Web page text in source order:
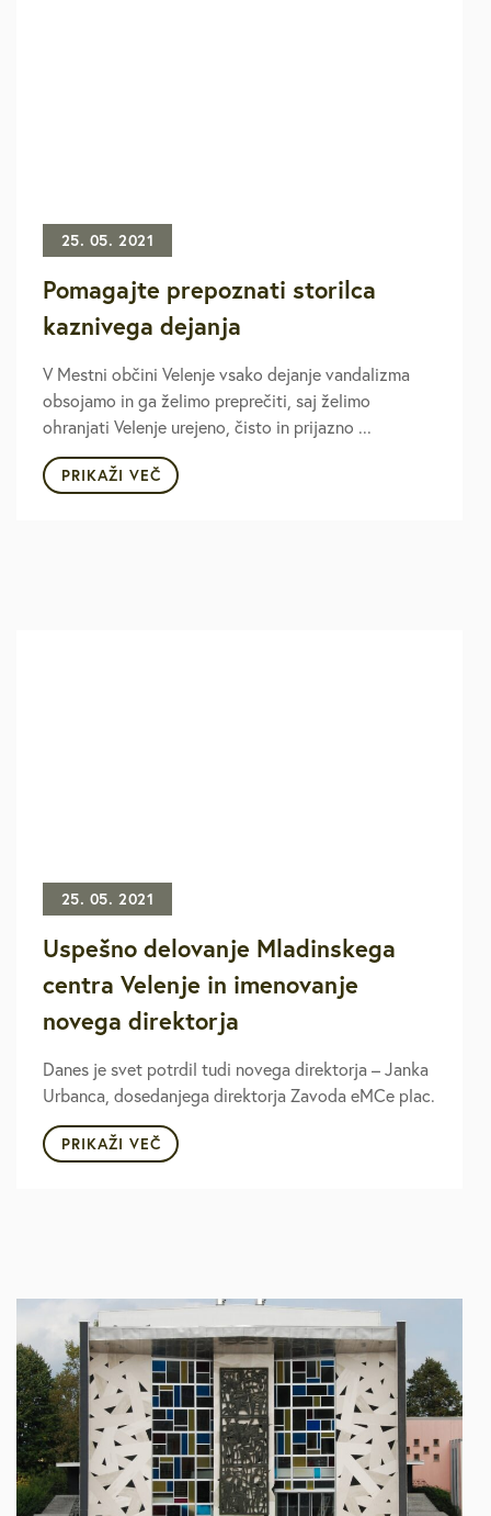
25. 05. 2021
Pomagajte prepoznati storilca
kaznivega dejanja
V Mestni občini Velenje vsako dejanje vandalizma
obsojamo in ga želimo preprečiti, saj želimo
ohranjati Velenje urejeno, čisto in prijazno ...
PRIKAŽI VEČ
25. 05. 2021
Uspešno delovanje Mladinskega
centra Velenje in imenovanje
novega direktorja
Danes je svet potrdil tudi novega direktorja – Janka
Urbanca, dosedanjega direktorja Zavoda eMCe plac.
PRIKAŽI VEČ